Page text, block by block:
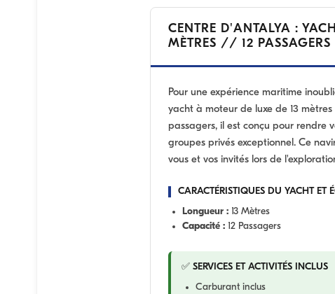
CENTRE D'ANTALYA :
MÈTRES // 12 PASSAGERS
Pour une expérience maritime
yacht à moteur de luxe de 13
passagers, il est conçu pour rendre
groupes privés exceptionnel. Ce
vous et vos invités lors de
CARACTÉRISTIQUES DU YACHT ET
Longueur : 13 Mètres
Capacité : 12 Passagers
✅ SERVICES ET ACTIVITÉS INCLUS
Carburant inclus